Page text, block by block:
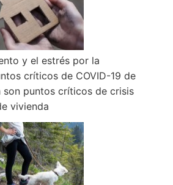
y el estrés por la
críticos de COVID-19 de
son puntos críticos de crisis
vivienda